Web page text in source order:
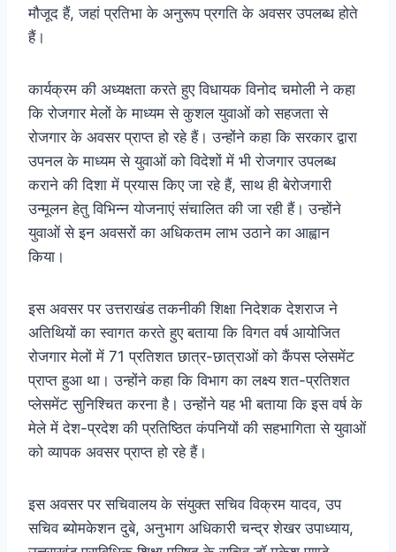
मौजूद हैं, जहां प्रतिभा के अनुरूप प्रगति के अवसर उपलब्ध होते
हैं।
कार्यक्रम की अध्यक्षता करते हुए विधायक विनोद चमोली ने कहा
कि रोजगार मेलों के माध्यम से कुशल युवाओं को सहजता से
रोजगार के अवसर प्राप्त हो रहे हैं। उन्होंने कहा कि सरकार द्वारा
उपनल के माध्यम से युवाओं को विदेशों में भी रोजगार उपलब्ध
कराने की दिशा में प्रयास किए जा रहे हैं, साथ ही बेरोजगारी
उन्मूलन हेतु विभिन्न योजनाएं संचालित की जा रही हैं। उन्होंने
युवाओं से इन अवसरों का अधिकतम लाभ उठाने का आह्वान
किया।
इस अवसर पर उत्तराखंड तकनीकी शिक्षा निदेशक देशराज ने
अतिथियों का स्वागत करते हुए बताया कि विगत वर्ष आयोजित
रोजगार मेलों में 71 प्रतिशत छात्र-छात्राओं को कैंपस प्लेसमेंट
प्राप्त हुआ था। उन्होंने कहा कि विभाग का लक्ष्य शत-प्रतिशत
प्लेसमेंट सुनिश्चित करना है। उन्होंने यह भी बताया कि इस वर्ष के
मेले में देश-प्रदेश की प्रतिष्ठित कंपनियों की सहभागिता से युवाओं
को व्यापक अवसर प्राप्त हो रहे हैं।
इस अवसर पर सचिवालय के संयुक्त सचिव विक्रम यादव, उप
सचिव ब्योमकेशन दुबे, अनुभाग अधिकारी चन्द्र शेखर उपाध्याय,